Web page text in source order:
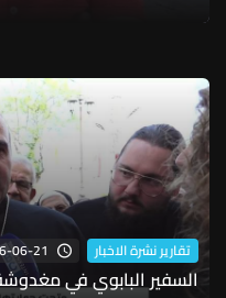
تقارير نشرة الاخبار 06-21
السفير البابوي في